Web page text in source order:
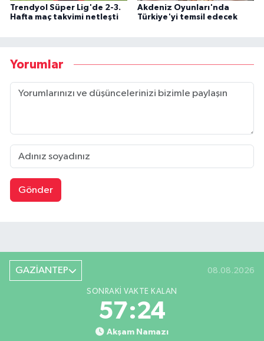
Trendyol Süper Lig'de 2-3.
Hafta maç takvimi netleşti
Akdeniz Oyunları'nda
Türkiye'yi temsil edecek
Yorumlar
Gönder
GAZİANTEP 08.08.2026
SONRAKI VAKTE KALAN
57:23
Akşam Namazı